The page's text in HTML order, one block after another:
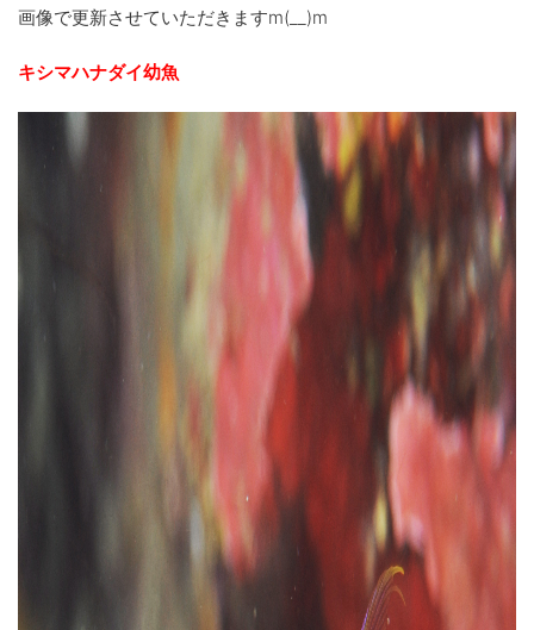
画像で更新させていただきますm(__)m
キシマハナダイ幼魚